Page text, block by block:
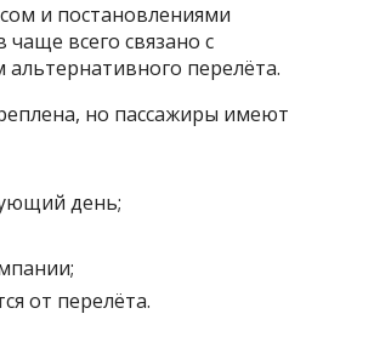
и постановлениями
всего связано с
перелёта.
но пассажиры имеют
день;
от перелёта.